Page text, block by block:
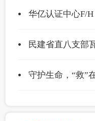
华亿认证中心F/